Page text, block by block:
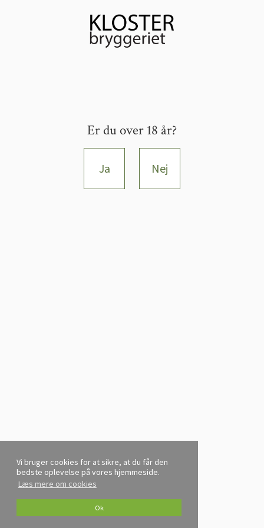
Vi bruger cookies for at sikre, at du får den
bedste oplevelse på vores hjemmeside.
Læs mere om cookies
Ok
Er du over 18 år?
Ja Nej